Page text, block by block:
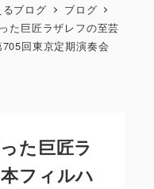
ブログ
ブログ
た巨匠ラザレフの至芸
回東京定期演奏会
た巨匠ラ
フィルハ